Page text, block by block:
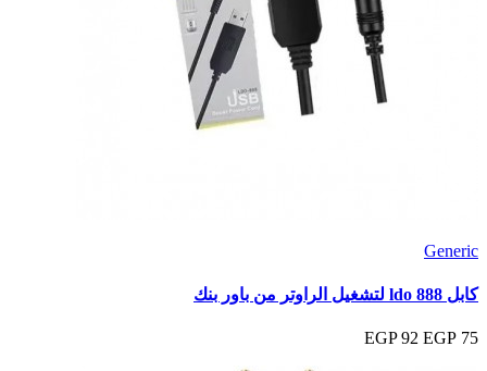
Generic
كابل ldo 888 لتشغيل الراوتر من باور بنك
75 EGP
92 EGP